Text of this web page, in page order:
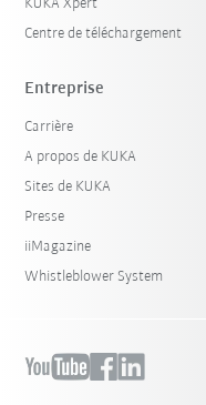
KUKA Xpert
Centre de téléchargement
Entreprise
Carrière
A propos de KUKA
Sites de KUKA
Presse
iiMagazine
Whistleblower System